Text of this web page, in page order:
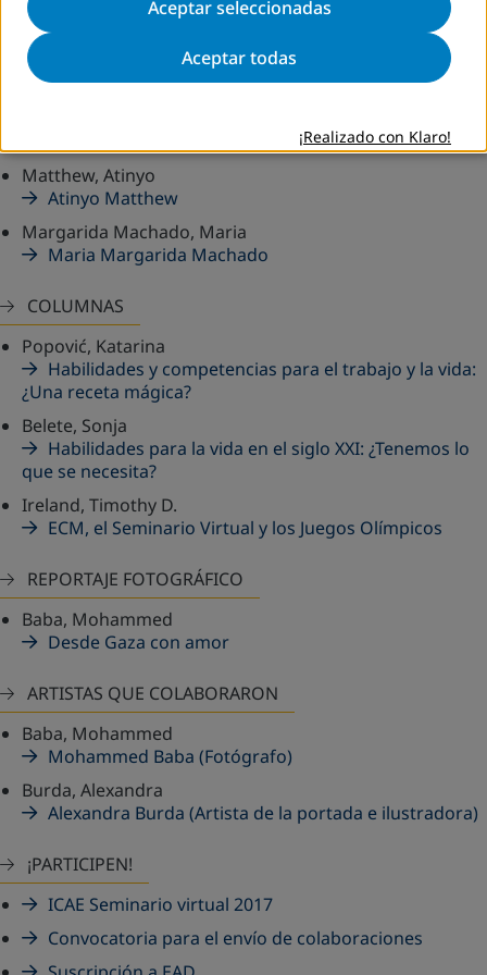
BREVES ENTREVISTAS
Evans, Stephen
Stephan Evans
Matthew, Atinyo
Atinyo Matthew
Margarida Machado, Maria
Maria Margarida Machado
COLUMNAS
Popović, Katarina
Habilidades y competencias para el trabajo y la vida:
¿Una receta ­mágica?
Belete, Sonja
Habilidades para la vida en el siglo XXI: ¿Tenemos lo
que se necesita?
Ireland, Timothy D.
ECM, el Seminario Virtual y los Juegos Olímpicos
REPORTAJE FOTOGRÁFICO
Baba, Mohammed
Desde Gaza con amor
ARTISTAS QUE COLABORARON
Baba, Mohammed
Mohammed Baba (Fotógrafo)
Burda, Alexandra
Alexandra Burda (Artista de la portada e ilustradora)
¡PARTICIPEN!
ICAE Seminario virtual 2017
Convocatoria para el envío de colaboraciones
Aceptar seleccionadas
Aceptar todas
¡Realizado con Klaro!